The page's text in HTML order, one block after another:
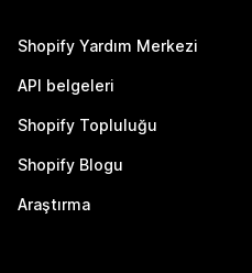
Shopify Yardım Merkezi
API belgeleri
Shopify Topluluğu
Shopify Blogu
Araştırma